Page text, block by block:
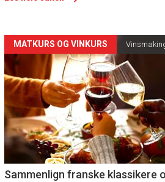
Forsiden
akkurat
nå
-
5
MATKURS OG VINKURS
Sammenlign franske klassikere